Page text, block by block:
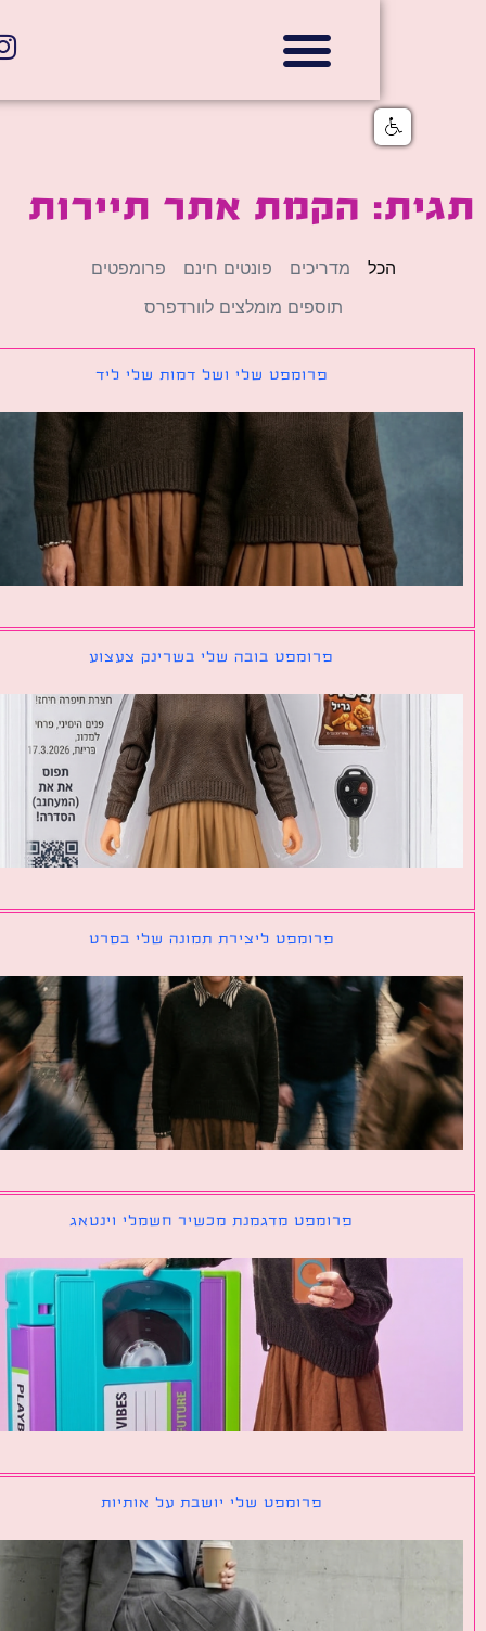
הקמת אתר תיירות
מדריכים פונטים חינם
פרומפטים
תוספים מומלצים לוורדפרס
פרומפט שלי ושל דמות שלי ליד
פרומפט בובה שלי בשרינק צעצוע
פרומפט ליצירת תמונה שלי בסרט
פרומפט מדגמנת מכשיר חשמלי וינטאג
פרומפט שלי יושבת על אותיות